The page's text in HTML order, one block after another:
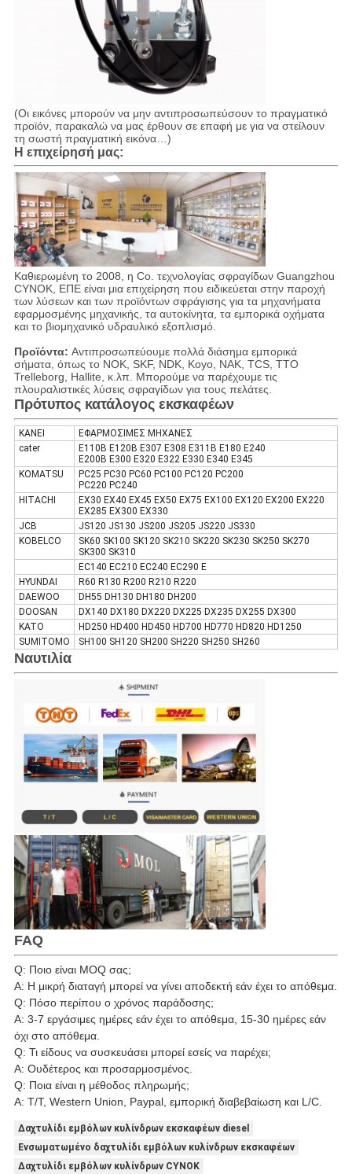
(Οι εικόνες μπορούν να μην αντιπροσωπεύσουν το πραγματικό
προϊόν, παρακαλώ να μας έρθουν σε επαφή με για να στείλουν
τη σωστή πραγματική εικόνα…)
Η επιχείρησή μας:
Καθιερωμένη το 2008, η Co. τεχνολογίας σφραγίδων Guangzhou
CYNOK, ΕΠΕ είναι μια επιχείρηση που ειδικεύεται στην παροχή
των λύσεων και των προϊόντων σφράγισης για τα μηχανήματα
εφαρμοσμένης μηχανικής, τα αυτοκίνητα, τα εμπορικά οχήματα
και το βιομηχανικό υδραυλικό εξοπλισμό.
Προϊόντα: Αντιπροσωπεύουμε πολλά διάσημα εμπορικά
σήματα, όπως το NOK, SKF, NDK, Koyo, NAK, TCS, TTO
Trelleborg, Hallite, κ.λπ. Μπορούμε να παρέχουμε τις
πλουραλιστικές λύσεις σφραγίδων για τους πελάτες.
Πρότυπος κατάλογος εκσκαφέων
ΚΑΝΕΙ
ΕΦΑΡΜΟΣΙΜΕΣ ΜΗΧΑΝΕΣ
cater
E110B E120B E307 E308 E311B E180 E240
E200B E300 E320 E322 E330 E340 E345
KOMATSU
PC25 PC30 PC60 PC100 PC120 PC200
PC220 PC240
HITACHI
EX30 EX40 EX45 EX50 EX75 EX100 EX120 EX200 EX220
EX285 EX300 EX330
JCB
JS120 JS130 JS200 JS205 JS220 JS330
KOBELCO
SK60 SK100 SK120 SK210 SK220 SK230 SK250 SK270
SK300 SK310
EC140 EC210 EC240 EC290 Ε
HYUNDAI
R60 R130 R200 R210 R220
DAEWOO
DH55 DH130 DH180 DH200
DOOSAN
DX140 DX180 DX220 DX225 DX235 DX255 DX300
KATO
HD250 HD400 HD450 HD700 HD770 HD820 HD1250
SUMITOMO
SH100 SH120 SH200 SH220 SH250 SH260
Ναυτιλία
FAQ
Q: Ποιο είναι MOQ σας;
Α: Η μικρή διαταγή μπορεί να γίνει αποδεκτή εάν έχει το απόθεμα.
Q: Πόσο περίπου ο χρόνος παράδοσης;
Α: 3-7 εργάσιμες ημέρες εάν έχει το απόθεμα, 15-30 ημέρες εάν
όχι στο απόθεμα.
Q: Τι είδους να συσκευάσει μπορεί εσείς να παρέχει;
Α: Ουδέτερος και προσαρμοσμένος.
Q: Ποια είναι η μέθοδος πληρωμής;
Α: T/T, Western Union, Paypal, εμπορική διαβεβαίωση και L/C.
Δαχτυλίδι εμβόλων κυλίνδρων εκσκαφέων diesel
Ενσωματωμένο δαχτυλίδι εμβόλων κυλίνδρων εκσκαφέων
Δαχτυλίδι εμβόλων κυλίνδρων CYNOK